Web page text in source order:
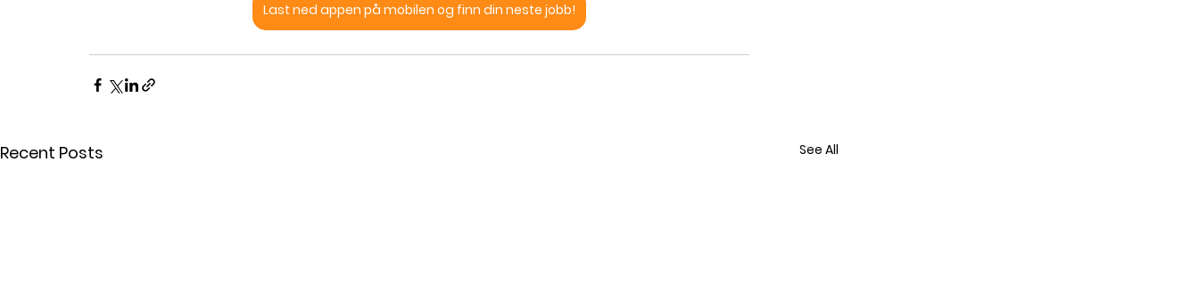
Last ned appen på mobilen og finn din neste jobb!
Recent Posts See All